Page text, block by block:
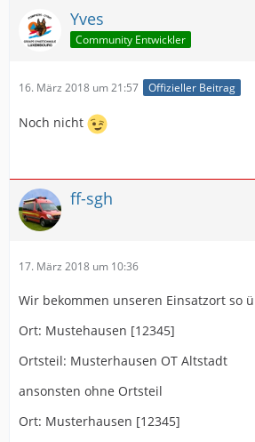
Yves
Community Entwickler
16. März 2018 um 21:57 Offizieller Beitrag
Noch nicht
ff-sgh
17. März 2018 um 10:36
Wir bekommen unseren Einsatzort so
Ort: Mustehausen [12345]
Ortsteil: Musterhausen OT Altstadt
ansonsten ohne Ortsteil
Ort: Musterhausen [12345]